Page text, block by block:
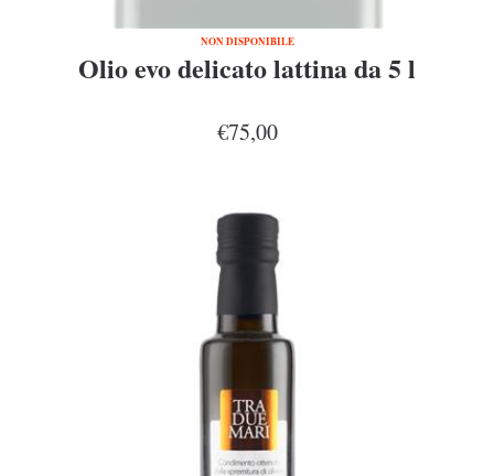
NON DISPONIBILE
Olio evo delicato lattina da 5 l
€75,00